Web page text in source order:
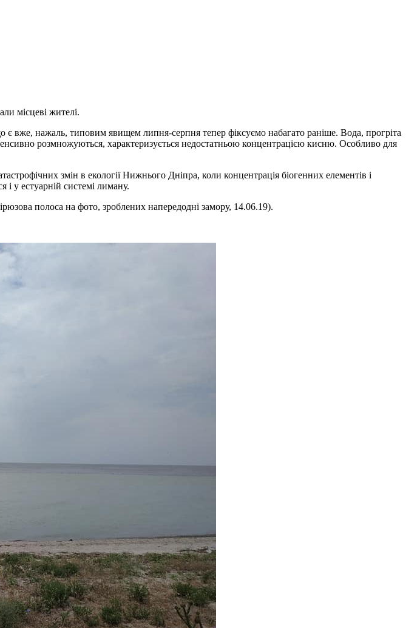
місцеві жителі.
вже, нажаль, типовим явищем липня-серпня тепер фіксуємо набагато раніше. Вода, прогріта
розмножуються, характеризується недостатньою концентрацією кисню. Особливо для
змін в екології Нижнього Дніпра, коли концентрація біогенних елементів і
і у естуарній системі лиману.
полоса на фото, зроблених напередодні замору, 14.06.19).